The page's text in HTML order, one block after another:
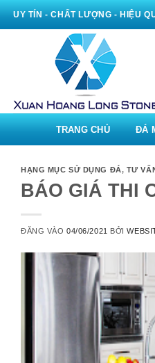
Bỏ
UY TÍN - CHẤT LƯỢNG - HIỆU
TRANG CHỦ ĐÁ
HẠNG MỤC SỬ DỤNG ĐÁ, TƯ
BÁO GIÁ THI
ĐĂNG VÀO04/06/2021 BỞI